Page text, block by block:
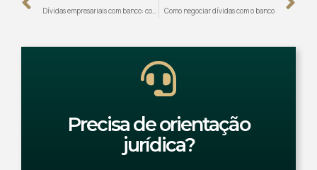
Dívidas empresariais com banco: como resolver e proteger sua empresa Como negociar dívidas com o banco
Precisa de orientação
jurídica?